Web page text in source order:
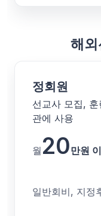
해
정회원
선교사 모집,
관에 사용
월 20만원
일반회비, 지정